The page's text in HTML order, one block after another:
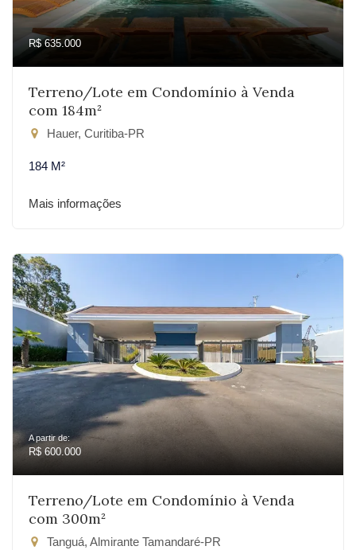
R$ 635.000
Terreno/Lote em Condomínio à Venda
com 184m²
Hauer, Curitiba-PR
184 M²
Mais informações
A partir de:
R$ 600.000
Terreno/Lote em Condomínio à Venda
com 300m²
Tanguá, Almirante Tamandaré-PR